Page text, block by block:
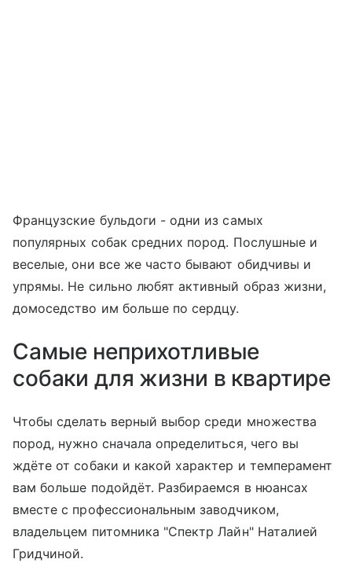
Французские бульдоги - одни из самых
популярных собак средних пород. Послушные и
веселые, они все же часто бывают обидчивы и
упрямы. Не сильно любят активный образ жизни,
домоседство им больше по сердцу.
Самые неприхотливые
собаки для жизни в квартире
Чтобы сделать верный выбор среди множества
пород, нужно сначала определиться, чего вы
ждёте от собаки и какой характер и темперамент
вам больше подойдёт. Разбираемся в нюансах
вместе с профессиональным заводчиком,
владельцем питомника "Спектр Лайн" Наталией
Гридчиной.